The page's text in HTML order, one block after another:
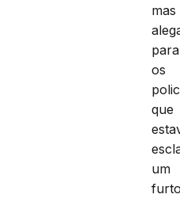
mas
para
os
que
um